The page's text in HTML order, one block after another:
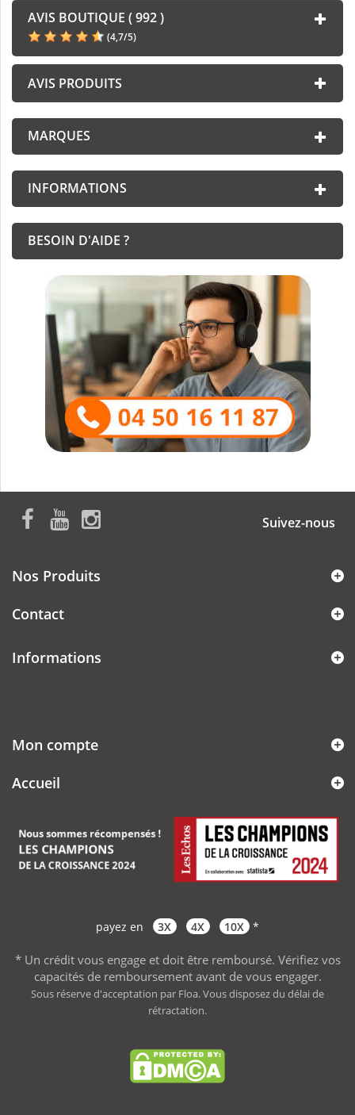
AVIS BOUTIQUE ( 992 )
(4,7/5)
AVIS PRODUITS
MARQUES
INFORMATIONS
BESOIN D'AIDE ?
Suivez-nous
Nos Produits
Contact
Informations
Mon compte
Accueil
payez en 3X 4X 10X *
* Un crédit vous engage et doit être remboursé. Vérifiez vos
capacités de remboursement avant de vous engager.
Sous réserve d'acceptation par Floa. Vous disposez du délai de
rétractation.